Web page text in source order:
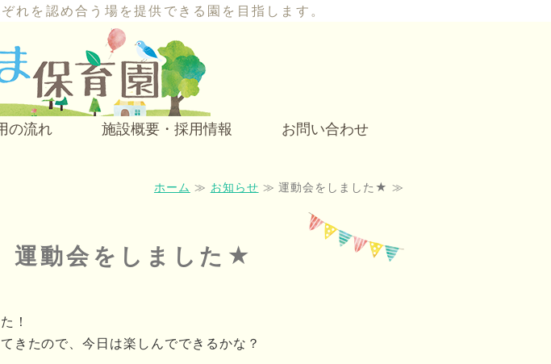
れを認め合う場を提供できる園を目指します。
の流れ 施設概要・採用情報 お問い合わせ
ホーム ≫ お知らせ ≫ 運動会をしました★ ≫
運動会をしました★
！
きたので、今日は楽しんでできるかな？